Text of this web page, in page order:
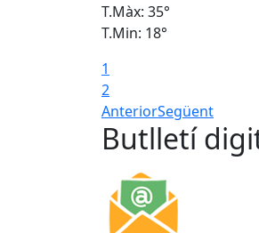
T.Màx: 35°
T.Min: 18°
1
2
AnteriorSegüent
Butlletí